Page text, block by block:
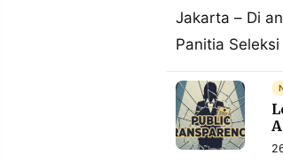
Jakarta – Di
Panitia